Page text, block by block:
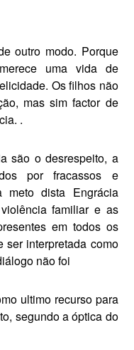
outro modo. Porque
uma vida de
Os filhos não
mas sim factor de
.
são o desrespeito, a
por fracas­sos e
meto dista Engrácia
fa­miliar e as
em todos os
ser in­terpretada como
não foi
ultimo recurso para
se­gundo a óptica do